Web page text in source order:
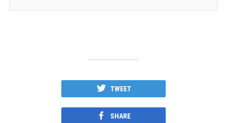
TWEET
SHARE